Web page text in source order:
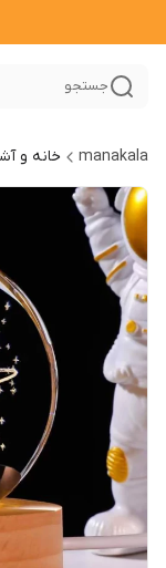
جستجو
manakala خانه و